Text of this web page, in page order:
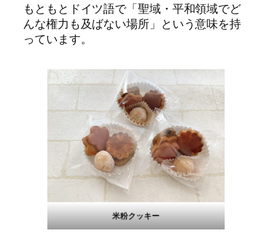
もともとドイツ語で「聖域・平和領域でど
んな権力も及ばない場所」という意味を持
っています。
米粉クッキー